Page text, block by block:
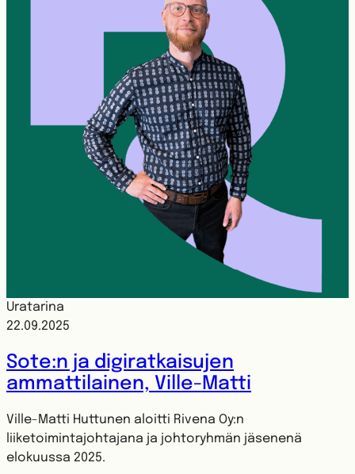
Uratarina
22.09.2025
Sote:n ja digiratkaisujen
ammattilainen, Ville-Matti
Ville-Matti Huttunen aloitti Rivena Oy:n
liiketoimintajohtajana ja johtoryhmän jäsenenä
elokuussa 2025.